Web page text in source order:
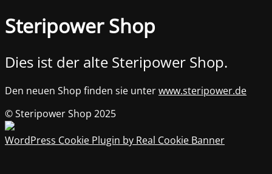
Steripower Shop
Dies ist der alte Steripower Shop.
Den neuen Shop finden sie unterwww.steripower.de
© Steripower Shop 2025
WordPress Cookie Plugin by Real Cookie Banner